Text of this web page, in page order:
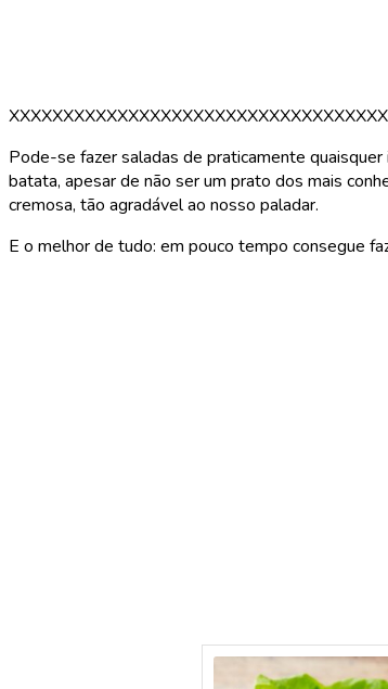
Pode-se fazer saladas de praticamente
batata, apesar de não ser um prato dos mais
cremosa, tão agradável ao nosso paladar.
E o melhor de tudo: em pouco tempo consegue